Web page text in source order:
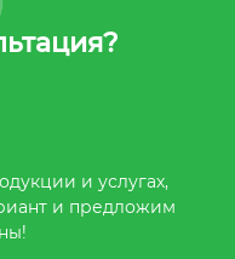
и услугах,
и предложим